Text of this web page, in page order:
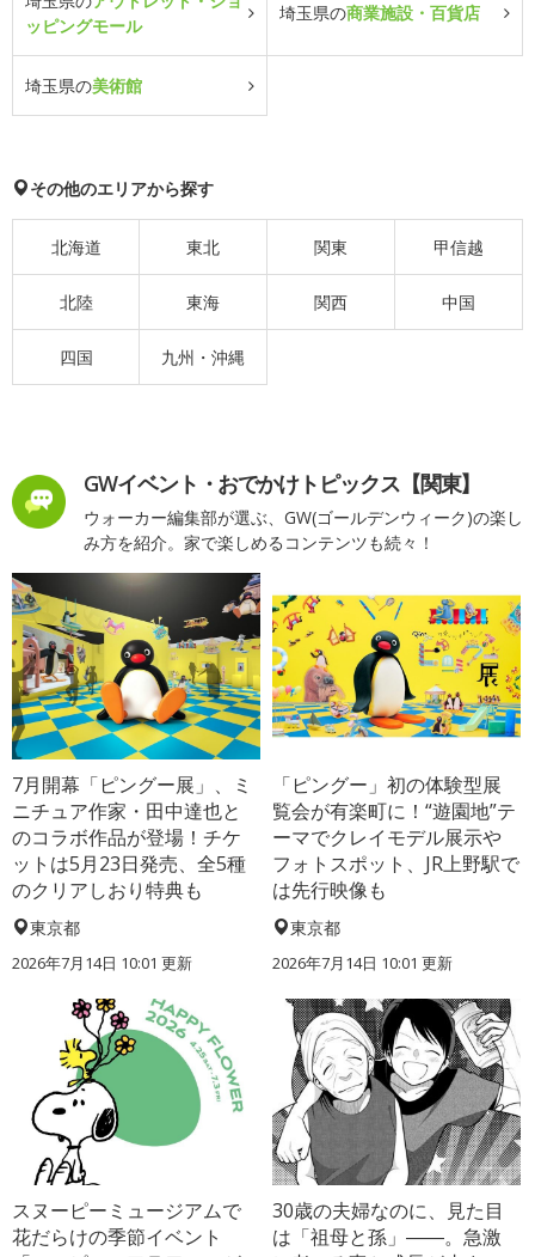
ッピングモール
埼玉県の商業施設・百貨店
埼玉県の美術館
その他のエリアから探す
北海道 東北 関東 甲信越
北陸 東海 関西 中国
四国 九州・沖縄
GWイベント・おでかけトピックス【関東】
ウォーカー編集部が選ぶ、GW(ゴールデンウィーク)の楽し
み方を紹介。家で楽しめるコンテンツも続々！
7月開幕「ピングー展」、ミ
ニチュア作家・田中達也と
のコラボ作品が登場！チケ
ットは5月23日発売、全5種
のクリアしおり特典も
東京都
2026年7月14日 10:01 更新
「ピングー」初の体験型展
覧会が有楽町に！“遊園地”テ
ーマでクレイモデル展示や
フォトスポット、JR上野駅で
は先行映像も
東京都
2026年7月14日 10:01 更新
スヌーピーミュージアムで
花だらけの季節イベント
30歳の夫婦なのに、見た目
は「祖母と孫」――。急激